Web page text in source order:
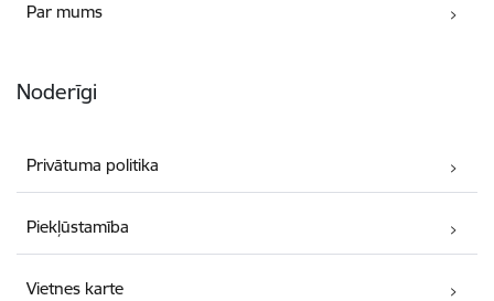
Par mums
Noderīgi
Privātuma politika
Piekļūstamība
Vietnes karte